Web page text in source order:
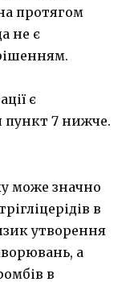
протягом
не є
є
пункт 7 нижче.
може значно
в
утворення
а
в